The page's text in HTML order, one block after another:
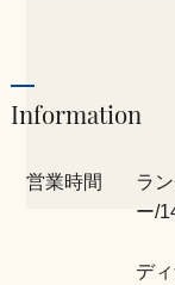
Information
営業時間
ラ
ー/
デ